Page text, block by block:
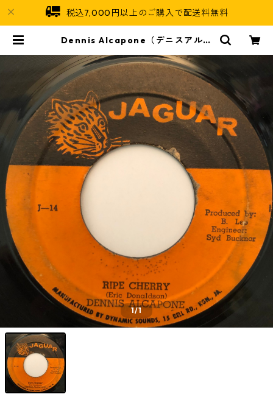
税込7,000円以上のご購入で配送料無料
Dennis Alcapone（デニスアルカ
59】 | Jamaican Soul
1/1